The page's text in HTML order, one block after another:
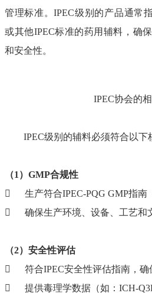
管理标准。IPEC级别的产品通常
或其他IPEC标准的药用辅料，确
和安全性。
IPEC协会的
IPEC级别的辅料必须符合以下
（1）GMP合规性

生产符合IPEC-PQG GMP指南

确保生产环境、设备、工艺和
（2）安全性评估

符合IPEC安全性评估指南，

提供毒理学数据（如：ICH-